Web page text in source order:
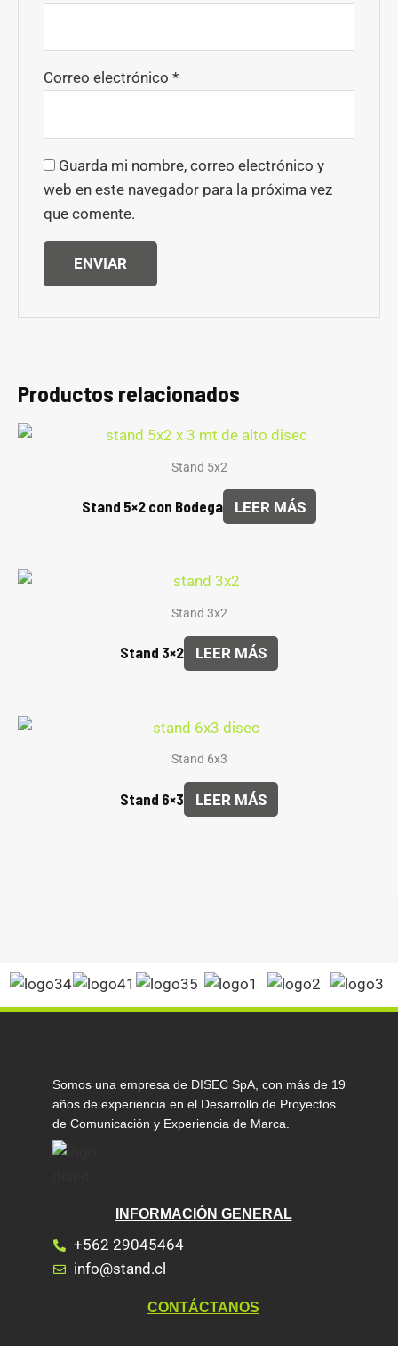
Correo electrónico*
Guarda mi nombre, correo electrónico y
web en este navegador para la próxima vez
que comente.
Productos relacionados
Stand 5x2
Stand 5×2 con Bodega LEER MÁS
Stand 3x2
Stand 3×2 LEER MÁS
Stand 6x3
Stand 6×3 LEER MÁS
Somos una empresa de DISEC SpA, con más de 19
años de experiencia en el Desarrollo de Proyectos
de Comunicación y Experiencia de Marca.
INFORMACIÓN GENERAL
+562 29045464
info@stand.cl
CONTÁCTANOS